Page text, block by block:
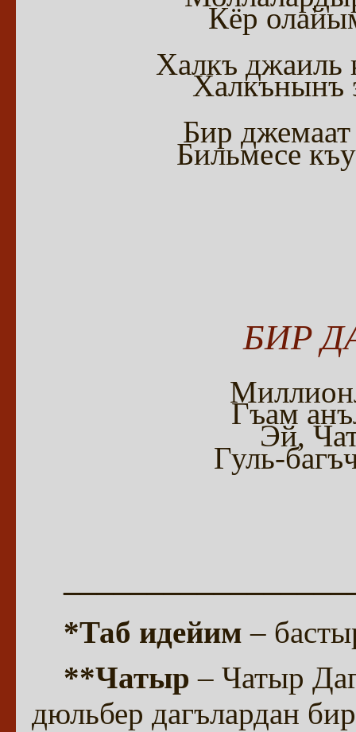
Кёр
Халкъ джаиль
Халкънынъ
Бир джемаат
Бильмесе
БИР
Гъам
Эй,
Гуль-
*Таб идейим–
**Чатыр– Чатыр
дюльбер дагълардан